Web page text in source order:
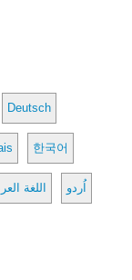
Deutsch
한국어
اللغة اُردو